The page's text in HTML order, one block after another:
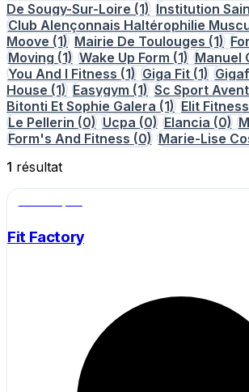
De Sougy-Sur-Loire (1) Institution
Club Alençonnais Haltérophilie
Moove (1) Mairie De Toulouges (1)
Moving (1) Wake Up Form (1) Manuel
You And I Fitness (1) Giga Fit (1)
House (1) Easygym (1) Sc Sport
Bitonti Et Sophie Galera (1) Elit Fitness
Le Pellerin (0) Ucpa (0) Elancia (0)
Form's And Fitness (0) Marie-Lise
1 résultat
Fit Factory